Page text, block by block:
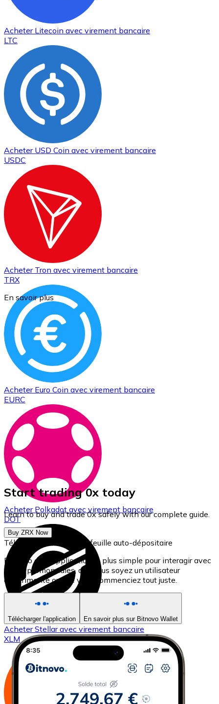
Acheter Litecoin avec virement bancaire
LTC
Acheter USD Coin avec virement bancaire
USDC
Acheter Tron avec virement bancaire
TRX
Acheter Euro Coin avec virement bancaire
EURC
Acheter Polkadotavec virement bancaire
DOT
AcheterStellaravec virement bancaire
XLM
En savoir plus
Start trading 0x today
Learn to buy and trade 0x safely with our complete guide.
Buy ZRX Now
Téléchargez notre portefeuille auto-dépositaire
Bitnovo est l'application la plus simple pour interagir avec
les cryptomonnaies, que vous soyez un utilisateur
expérimenté ou que vous commenciez tout juste.
Télécharger l'application En savoir plus sur Bitnovo Wallet